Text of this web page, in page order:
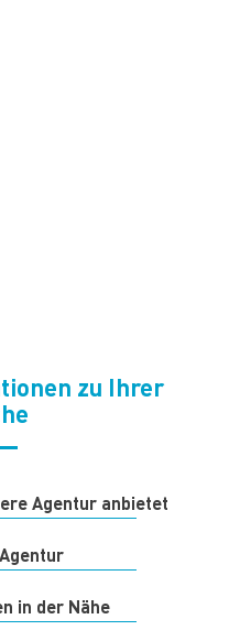
zu Ihrer
Agentur anbietet
in der Nähe